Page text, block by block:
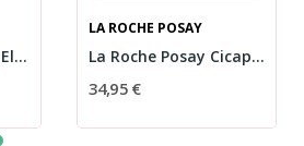
Extractor de Leche Eléctrico Simple Solo...
LA ROCHE POSAY
La Roche Posay Cicaplast B5 Sérum 30ml
34,95 €